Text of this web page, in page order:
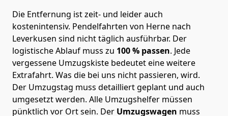
Die Entfernung ist zeit- und leider auch
kostenintensiv. Pendelfahrten von Herne nach
Leverkusen sind nicht täglich ausführbar. Der
logistische Ablauf muss zu 100 % passen. Jede
vergessene Umzugskiste bedeutet eine weitere
Extrafahrt. Was die bei uns nicht passieren, wird.
Der Umzugstag muss detailliert geplant und auch
umgesetzt werden. Alle Umzugshelfer müssen
pünktlich vor Ort sein. Der Umzugswagen muss